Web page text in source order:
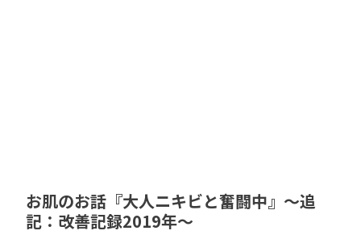
お肌のお話『大人ニキビと奮闘中』～追
記：改善記録2019年～